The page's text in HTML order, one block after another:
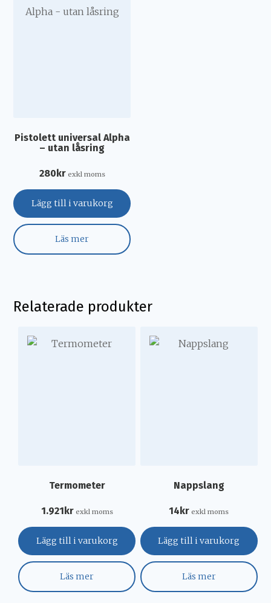
Pistolett universal Alpha
– utan låsring
280 kr exkl moms
Lägg till i varukorg
Läs mer
Relaterade produkter
Termometer
1.921kr exkl moms
Lägg till i varukorg
Läs mer
Nappslang
14kr exkl moms
Lägg till i varukorg
Läs mer